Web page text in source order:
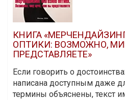
КНИГА
ОПТИКИ: ВОЗМОЖНО,
ПРЕДСТАВЛЯЕТЕ»
Если говорить о
написана доступным даже
термины объяснены, текст